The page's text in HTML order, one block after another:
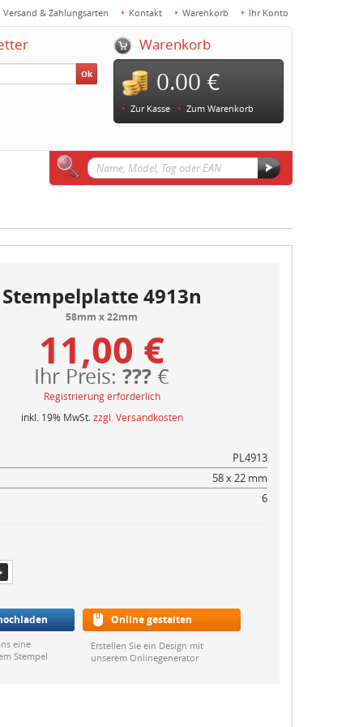
Ihr Konto
Warenkorb
Kontakt
Versand & Zahlungsarten
Warenkorb
0.00 €
Zur Kasse Zum Warenkorb
Ok
Stempelplatte 4913n
58mm x 22mm
11,00 €
Ihr Preis: ??? €
Registrierung erforderlich
inkl. 19% MwSt. zzgl. Versandkosten
PL4913
58 x 22 mm
6
eine
Stempel
Online gestalten
Erstellen Sie ein Design mit
unserem Onlinegenerator